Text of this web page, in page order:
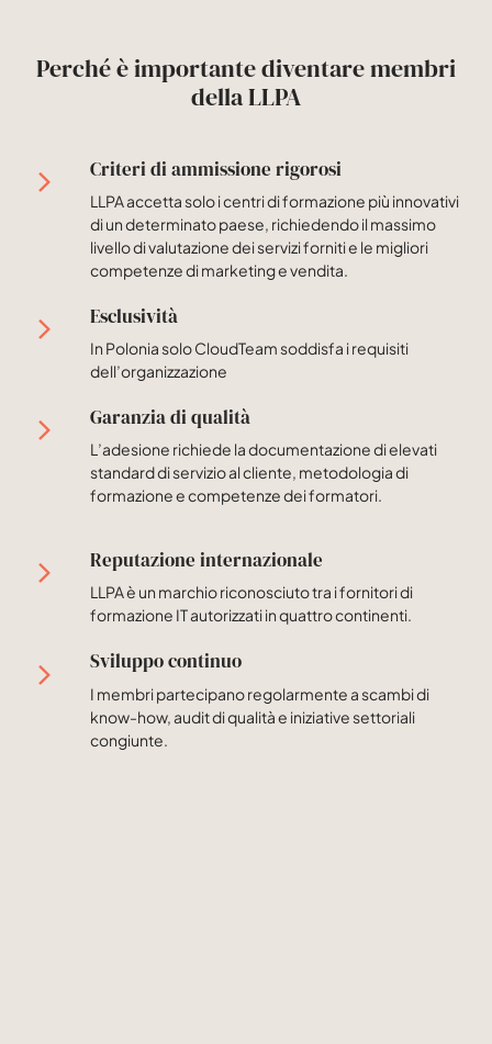
Perché è importante diventare membri
della LLPA
Criteri di ammissione rigorosi
LLPA accetta solo i centri di formazione più innovativi
di un determinato paese, richiedendo il massimo
livello di valutazione dei servizi forniti e le migliori
competenze di marketing e vendita.
Esclusività
In Polonia solo CloudTeam soddisfa i requisiti
dell’organizzazione
Garanzia di qualità
L’adesione richiede la documentazione di elevati
standard di servizio al cliente, metodologia di
formazione e competenze dei formatori.
Reputazione internazionale
LLPA è un marchio riconosciuto tra i fornitori di
formazione IT autorizzati in quattro continenti.
Sviluppo continuo
I membri partecipano regolarmente a scambi di
know-how, audit di qualità e iniziative settoriali
congiunte.